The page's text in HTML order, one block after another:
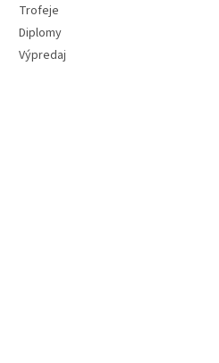
Trofeje
Diplomy
Výpredaj